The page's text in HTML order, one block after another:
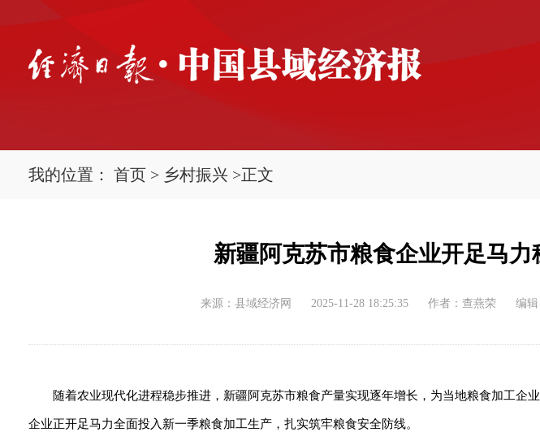
我的位置： 首页 > 乡村振兴 >正文
新疆阿克苏市粮食企业开足马力
来源：县域经济网 2025-11-28 18:25:35 作者：查燕荣 编
随着农业现代化进程稳步推进，新疆阿克苏市粮食产量实现逐年增长，为当地粮食加工企
企业正开足马力全面投入新一季粮食加工生产，扎实筑牢粮食安全防线。